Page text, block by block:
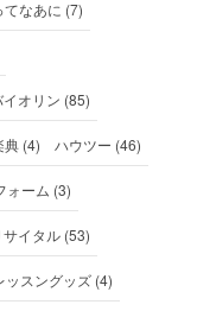
なあに (7)
イオリン (85)
典 (4) ハウツー (46)
ォーム (3)
サイタル (53)
ッスングッズ (4)